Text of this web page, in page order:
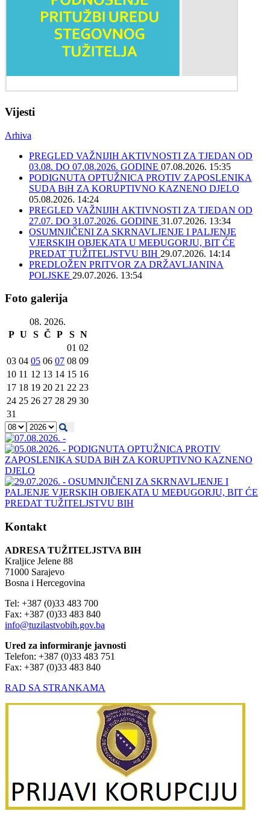
Vijesti
Arhiva
PREGLED VAŽNIJIH AKTIVNOSTI ZA TJEDAN OD
03.08. DO 07.08.2026. GODINE 07.08.2026. 15:35
PODIGNUTA OPTUŽNICA PROTIV ZAPOSLENIKA
SUDA BiH ZA KORUPTIVNO KAZNENO DJELO
05.08.2026. 14:24
PREGLED VAŽNIJIH AKTIVNOSTI ZA TJEDAN OD
27.07. DO 31.07.2026. GODINE 31.07.2026. 13:34
OSUMNJIČENI ZA SKRNAVLJENJE I PALJENJE
VJERSKIH OBJEKATA U MEĐUGORJU, BIT ĆE
PREDAT TUŽITELJSTVU BIH 29.07.2026. 14:14
PREDLOŽEN PRITVOR ZA DRŽAVLJANINA
POLJSKE 29.07.2026. 13:54
Foto galerija
08. 2026.
P U S Č P S N
01 02
03 04 05 06 07 08 09
10 11 12 13 14 15 16
17 18 19 20 21 22 23
24 25 26 27 28 29 30
31
Kontakt
ADRESA TUŽITELJSTVA BIH
Kraljice Jelene 88
71000 Sarajevo
Bosna i Hercegovina
Tel: +387 (0)33 483 700
Fax: +387 (0)33 483 840
info@tuzilastvobih.gov.ba
Ured za informiranje javnosti
Telefon: +387 (0)33 483 751
Fax: +387 (0)33 483 840
RAD SA STRANKAMA